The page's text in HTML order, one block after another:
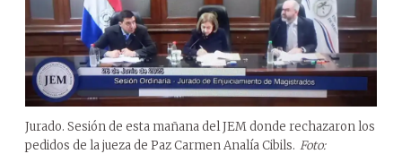
Jurado. Sesión de esta mañana del JEM donde rechazaron los
pedidos de la jueza de Paz Carmen Analía Cibils. Foto: